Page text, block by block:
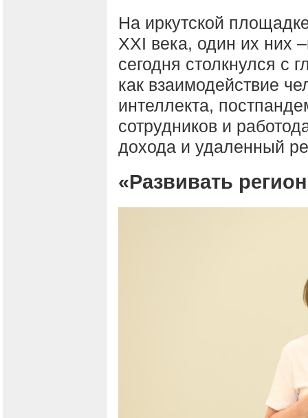
На иркутской
XXI века, один их них
сегодня столкнулся с
как взаимодействие
интеллекта,
сотрудников и
дохода и удаленный
«Развивать